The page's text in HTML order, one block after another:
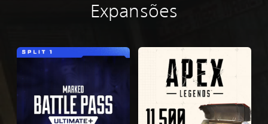
Expansões